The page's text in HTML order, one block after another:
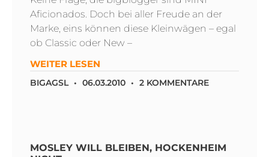
Aficionados. Doch bei aller Freude an der
Marke, eins können diese Kleinwägen – egal
ob Classic oder New –
WEITER LESEN
BIGAGSL 06.03.2010 2 KOMMENTARE
MOSLEY WILL BLEIBEN, HOCKENHEIM